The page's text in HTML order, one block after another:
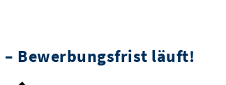
Bewerbungsfrist läuft!